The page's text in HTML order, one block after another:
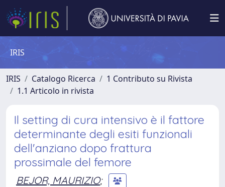
IRIS
IRIS Catalogo Ricerca
1 Contributo su Rivista
1.1 Articolo in rivista
Il setting di cura intensivo è il fattore
determinante degli esiti funzionali
dell'anziano dopo frattura
prossimale del femore
BEJOR, MAURIZIO;